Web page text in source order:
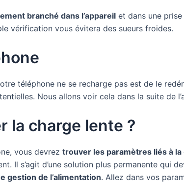
branché dans l’appareil et dans une
vérification vous évitera des sueurs froides.
téléphone ne se recharge pas est de le
Nous allons voir cela dans la suite de
la charge lente ?
vous devrez trouver les paramètres liés à la
Il s’agit d’une solution plus permanente qui
gestion de l’alimentation. Allez dans vos